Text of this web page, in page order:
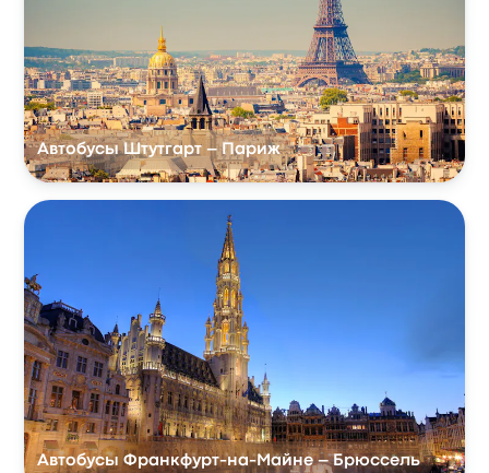
Автобусы Штутгарт – Париж
Автобусы Франкфурт-на-Майне – Брюссель